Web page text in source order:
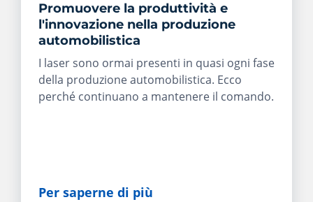
Promuovere la produttività e
l'innovazione nella produzione
automobilistica
I laser sono ormai presenti in quasi ogni fase
della produzione automobilistica. Ecco
perché continuano a mantenere il comando.
Per saperne di più